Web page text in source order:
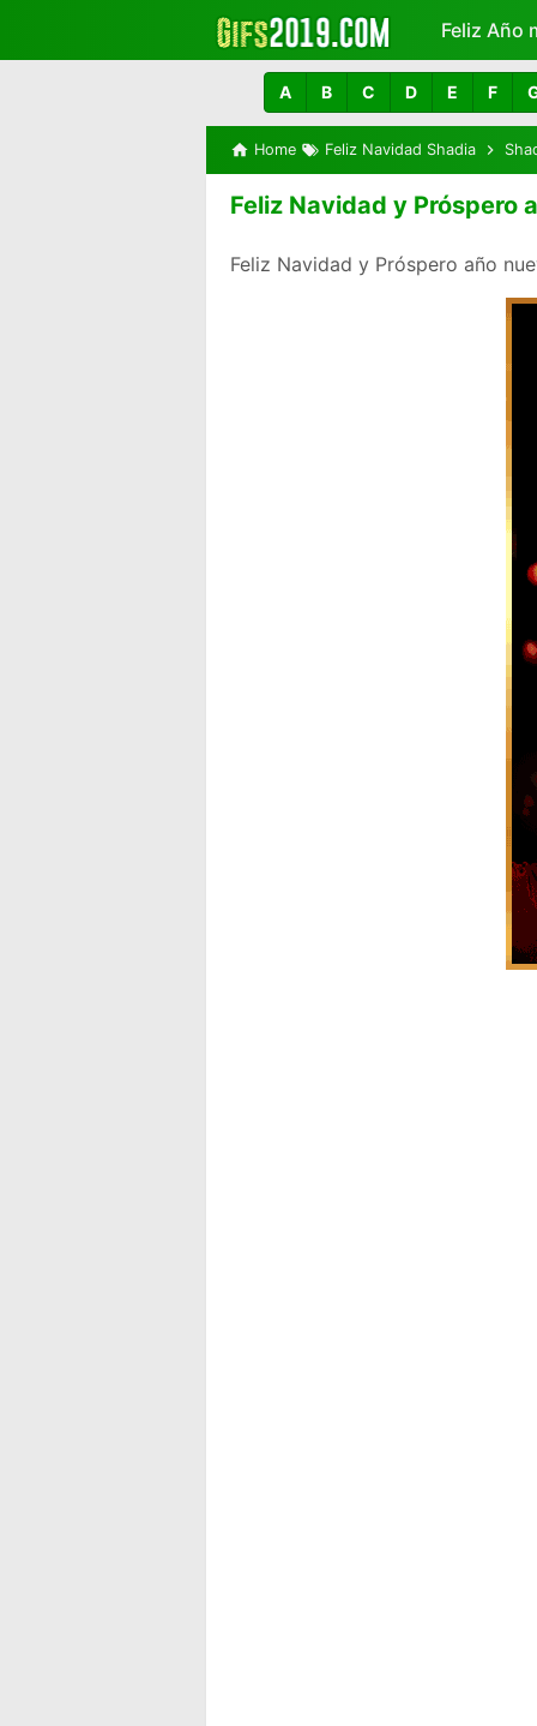
Feliz Año
Más
A B C D E F
Home Feliz Navidad Shadia
Feliz Navidad y Próspero
Feliz Navidad y Próspero año